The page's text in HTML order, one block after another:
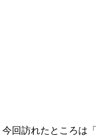
回訪れたところは